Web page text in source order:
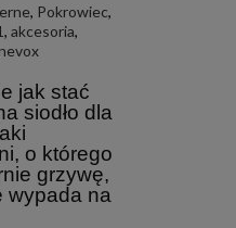
, Pokrowiec,
, akcesoria,
jak stać
siodło dla
o którego
grzywę,
wypada na